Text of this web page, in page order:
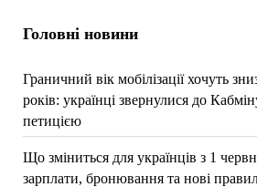
Головні новини
Граничний вік мобілізації хочуть
років: українці звернулися до
петицією
Що зміниться для українців з 1
зарплати, бронювання та нові